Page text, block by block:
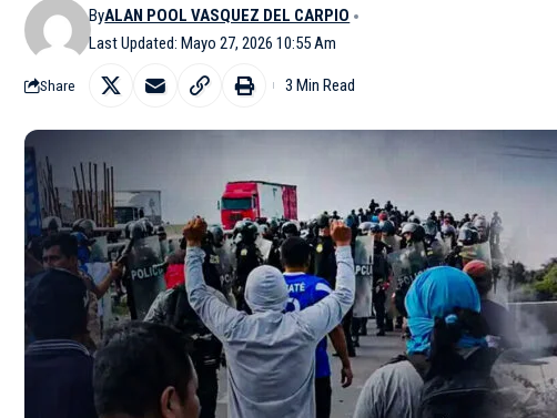
Last Updated: Mayo 27, 2026 10:55 Am
ByALAN POOL VASQUEZ DEL CARPIO
Share 3 Min Read